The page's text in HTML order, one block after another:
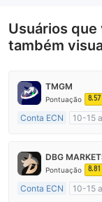
Usuários que
também
TMGM
Pontuação 8.57
Conta ECN
10-15
Market Marketing
Etiqueta principal
DBG
Pontuação 8.81
Conta ECN
10-15